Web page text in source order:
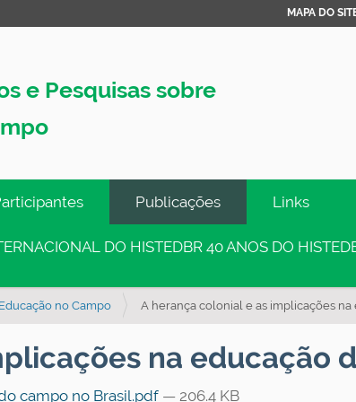
e Pesquisas sobre
MAPA DO
Publicações Links
DO HISTEDBR 40 ANOS DO
no Campo A herança colonial e as implicações
na educação
campo no Brasil.pdf — 206.4 KB